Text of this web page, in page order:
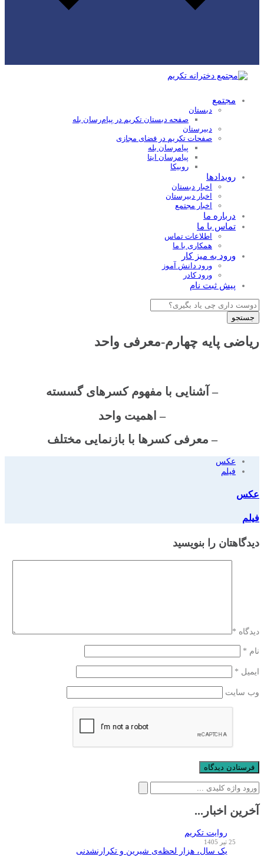
مجتمع
دبستان
صفحه دبستان تکریم در پیام‌رسان بله
دبیرستان
صفحات تکریم در فضای مجازی
پیامرسان بله
پیامرسان ایتا
روبیکا
رویدادها
اخبار دبستان
اخبار دبیرستان
اخبار مجتمع
درباره ما
تماس با ما
اطلاعات تماس
همکاری با ما
ورود به میز کار
ورود دانش آموز
ورود کادر
پیش ثبت نام
Products
search
جستجو
ریاضی پایه چهارم-معرفی واحد
– آشنایی با مفهوم کسرهای گسسته
– اهمیت واحد
– معرفی کسرها با بازنمایی مختلف
عکس
فیلم
عکس
فیلم
دیدگاهتان را بنویسید
دیدگاه *
نام *
ایمیل *
وب‌ سایت
جستجو
برای:
آخرین اخبار...
روایت تکریم
25 تیر 1405
یک سال، هزار لحظه‌ی شیرین و تکرارنشدنی